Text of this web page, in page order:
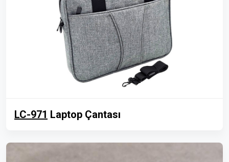
LC-971 Laptop Çantası